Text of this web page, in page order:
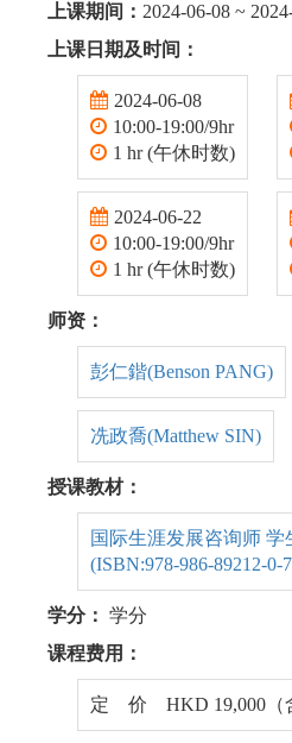
上课期间： 2024-06-08 ~
上课日期及时间：
2024-06-08
10:00-19:00/9hr
1 hr (午休时数)
2024-06-22
10:00-19:00/9hr
1 hr (午休时数)
师资：
彭仁鍇(Benson PANG)
冼政喬(Matthew SIN)
授课教材：
国际生涯发展咨询师 学
(ISBN:978-986-89212-0-
学分： 学分
课程费用：
定 价 HKD 19,000（